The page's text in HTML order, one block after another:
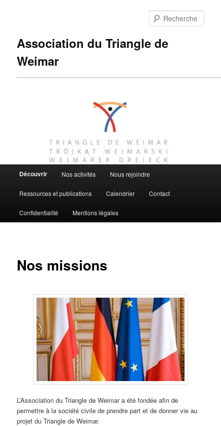
Association du Triangle de
Weimar
Découvrir Nos activités Nous rejoindre
Ressources et publications Calendrier Contact
Confidentialité Mentions légales
Nos missions
L’Association du Triangle de Weimar a été fondée afin de
permettre à la société civile de prendre part et de donner vie au
projet du Triangle de Weimar.